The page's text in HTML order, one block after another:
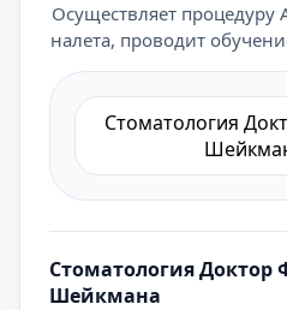
Осуществляет процедуру
налета, проводит
Cтоматология
Cтоматология Доктор
Шейкмана